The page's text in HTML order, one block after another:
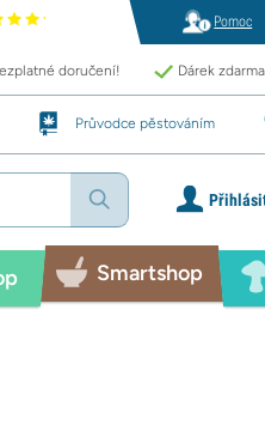
Pomoc
doručení! Dárek
Průvodce pěstováním
Smartshop